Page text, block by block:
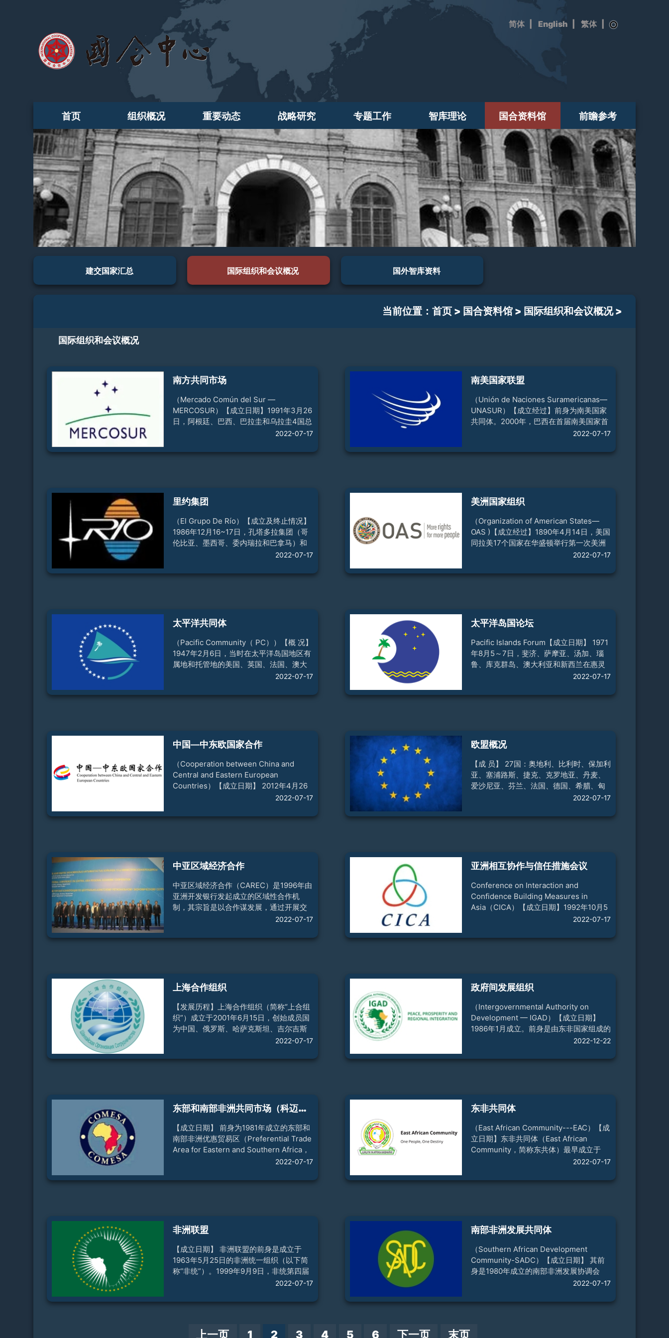
English
首页 组织概况 重要动态 战略研究 专题工作 智库理论 国合资料馆 前瞻参考
建交国家汇总 国际组织和会议概况 国外智库资料
当前位置：首页 > 国合资料馆 > 国际组织和会议概况>
国际组织和会议概况
南方共同市场
（Mercado Común del Sur —
MERCOSUR）【成立日期】1991年3月26
日，阿根廷、巴西、巴拉圭和乌拉圭4国总
统在巴拉圭首都签署《亚松森条约》，宣
该条约于当年11月29日正式生效。1995年
和实现经济现代化，进而改善人民生活条
件，推动拉美地区经济一体化进程。【成
员】正式成员国为阿根廷、巴西、巴拉
圭、乌拉圭、委内瑞拉（因国内局势自
2017
2022-07-17
南美国家联盟
（Unión de Naciones Suramericanas—
UNASUR）【成立经过】前身为南美国家
共同体。2000年，巴西在首届南美国家首
脑会议上提出建立南共体的倡议。2004年
体首届能源会议决定将该组织更名为南美
成立。【宗旨】增进南美国家间政治互
信，实现地区政治、经济、社会和文化领
域全方位一体化，强化南美国家特性。优
先促进政治对话并深化在社
2022-07-17
里约集团
（El Grupo De Río）【成立及终止情况】
1986年12月16~17日，孔塔多拉集团（哥
伦比亚、墨西哥、委内瑞拉和巴拿马）和
利马集团（巴西、阿根廷、乌拉圭和秘
议，决定建立“政治磋商和协调常设机
（统称“拉美和加勒比团结峰会”）在墨西
哥举行，会议决定筹建涵盖所有33个拉美
和加勒比独立国家的新地区组织，并定名
为“拉美和加勒比国家共同体”（简称“拉
2022-07-17
美洲国家组织
（Organization of American States—
OAS )【成立经过】1890年4月14日，美国
同拉美17个国家在华盛顿举行第一次美洲
会议，决定建立美洲共和国国际联盟及其
被定为“泛美日”。1948年在波哥大举行的
全；确保成员国之间和平解决争端；成员
国遭到侵略时，组织声援行动；谋求解决
成员国间的政治、经济、法律问题，消除
贫困，促进各国经济、社会、文
2022-07-17
太平洋共同体
（Pacific Community（ PC））【概 况】
1947年2月6日，当时在太平洋岛国地区有
属地和托管地的美国、英国、法国、澳大
利亚、新西兰和荷兰6国政府签署了《堪培
（South Pacific Commission-SPC）。
会，决定每三年召开一次南太平洋会议。
1967年改为每年召开一次。1973年，根据
澳大利亚建议，南太平洋委员会和南
2022-07-17
太平洋岛国论坛
Pacific Islands Forum【成立日期】 1971
年8月5～7日，斐济、萨摩亚、汤加、瑙
鲁、库克群岛、澳大利亚和新西兰在惠灵
顿召开南太平洋七方会议，正式成立“南太
议。2000年10月，论坛更名为“太平洋岛
题上的合作和协调。近年来，论坛加强了
在政治、安全等领域的对外政策协调与区
域合作。【成 员】 18个成员：澳大利亚、
新西兰、斐济、萨摩亚、汤加、巴布
2022-07-17
中国—中东欧国家合作
（Cooperation between China and
Central and Eastern European
Countries）【成立日期】 2012年4月26
日，首次中国—中东欧国家领导人会晤在
式启动。【成 员】 中国和中东欧16国，包
亚、塞尔维亚、斯洛伐克和斯洛文尼亚。
奥地利、白俄罗斯、欧盟、瑞士和欧洲复
兴开发银行为观察员。【组织机构】 2012
年
2022-07-17
欧盟概况
【成 员】 27国：奥地利、比利时、保加利
亚、塞浦路斯、捷克、克罗地亚、丹麦、
爱沙尼亚、芬兰、法国、德国、希腊、匈
牙利、爱尔兰、意大利、拉脱维亚、罗马
波兰、葡萄牙、斯洛伐克、斯洛文尼亚、
比利时首都布鲁塞尔【盟 旗】 蓝底上12颗
金色五星构成的圆环【盟 歌】 贝多芬第九
交响曲中《欢乐颂》的主旋律【庆典日】
“舒曼日”5月9日【轮值主席国】 斯洛
2022-07-17
中亚区域经济合作
中亚区域经济合作（CAREC）是1996年由
亚洲开发银行发起成立的区域性合作机
制，其宗旨是以合作谋发展，通过开展交
通、能源、贸易政策、贸易便利化四大重
改善。CAREC共有11个成员国，包括中
吉亚。CAREC出资方包括亚洲开发银行、
世界银行、联合国开发计划署、国际货币
基金组织、欧洲复兴开发银行及伊斯兰开
发银行。CAREC设有部长会、高官会、行
业协调委员会、专门工作组
2022-07-17
亚洲相互协作与信任措施会议
Conference on Interaction and
Confidence Building Measures in
Asia（CICA）【成立日期】1992年10月5
日。【宗旨】亚信是就亚洲地区安全问题
是通过制定和落实多边信任措施，促进亚
内政，倡导以和平方式解决争端，反对动
辄诉诸武力或以武力相威胁，通过制定和
实施军事政治、新威胁新挑战、经济、环
境、人文等五
2022-07-17
上海合作组织
【发展历程】上海合作组织（简称“上合组
织”）成立于2001年6月15日，创始成员国
为中国、俄罗斯、哈萨克斯坦、吉尔吉斯
斯坦、塔吉克斯坦、乌兹别克斯坦。2017
给予印度和巴基斯坦成员国地位的决议，
尔、土耳其、斯里兰卡6个对话伙伴。上海
合作组织秘书处已经同联合国、东盟、独
联体、集安条约组织、亚信、红十字国际
委员会等建立了合作关系。上海合作组织
同阿富汗建立了副外长级
2022-07-17
政府间发展组织
（Intergovernmental Authority on
Development — IGAD）【成立日期】
1986年1月成立。前身是由东非国家组成的
政府间抗旱与发展组织，1996年3月改为
建设成为在政治、经济、社会、人道主义
道主义事业；加强经济合作，实现区域经
济一体化。【成员国】 7个：埃塞俄比
亚、吉布提、肯尼亚、苏丹、南苏丹、索
马里、乌干达（厄立特
2022-12-22
东
部和南部非洲共同市场（科迈萨）
【成立日期】 前身为1981年成立的东部和
南部非洲优惠贸易区（Preferential Trade
Area for Eastern and Southern Africa，
PTA）。1993年11月，东部和南部非洲优
帕拉召开，通过了把贸易区转变为共同市
式成立。科迈萨是非洲成立最早、最大的
次区域经济组织。成立以来，科迈萨在推
动区域一体化和成员国发展方面
2022-07-17
东非共同体
（East African Community---EAC）【成
立日期】东非共同体（East African
Community，简称东共体）最早成立于
1967年，成员有坦桑尼亚、肯尼亚和乌干
擦于1977年解体。1993年11月，坦、肯、
约》，决定恢复东非共同体。2001年1月
15日，三国在坦桑尼亚阿鲁沙举行东非共
同体正式成立仪式。2001年11月，东非
2022-07-17
非洲联盟
【成立日期】 非洲联盟的前身是成立于
1963年5月25日的非洲统一组织（以下简
称“非统”）。1999年9月9日，非统第四届
特别首脑会议通过《锡尔特宣言》，决定
年7月，非盟正式取代非统。为纪念非统和
2022-07-17
南部非洲发展共同体
（Southern African Development
Community-SADC）【成立日期】 其前
身是1980年成立的南部非洲发展协调会
议。1992年8月17日，南部非洲发展协调
举行会议，签署了有关建立南部非洲发展
2022-07-17
上一页 1 2 3 4 5 6 下一页 末页